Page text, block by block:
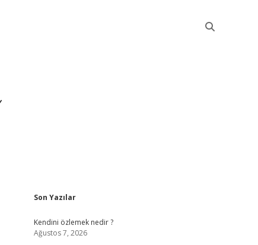
Sidebar
Son Yazılar
Kendini özlemek nedir ?
Ağustos 7, 2026